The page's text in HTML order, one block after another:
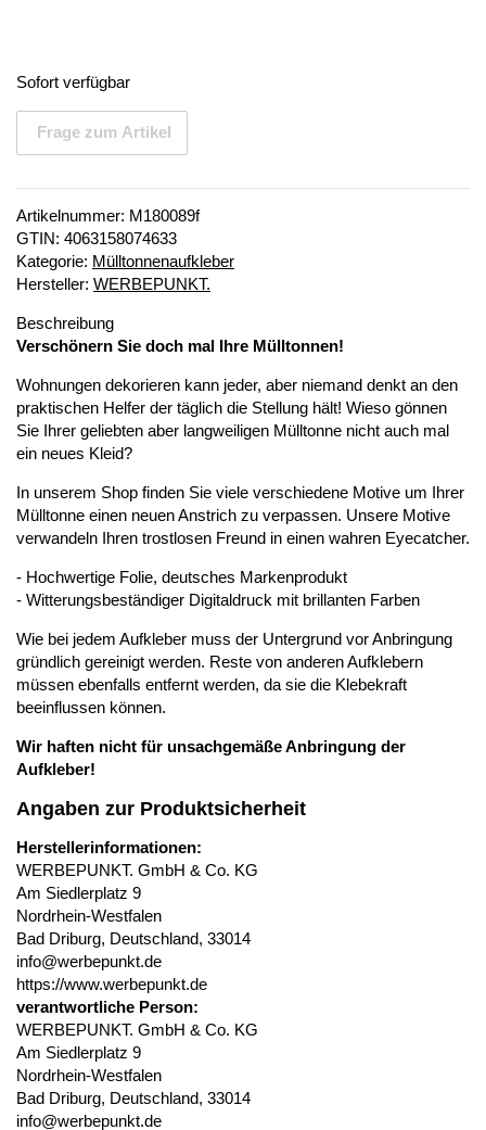
Sofort verfügbar
Frage zum Artikel
Artikelnummer: M180089f
GTIN: 4063158074633
Kategorie: Mülltonnenaufkleber
Hersteller: WERBEPUNKT.
Beschreibung
Verschönern Sie doch mal Ihre Mülltonnen!
Wohnungen dekorieren kann jeder, aber niemand denkt an den
praktischen Helfer der täglich die Stellung hält! Wieso gönnen
Sie Ihrer geliebten aber langweiligen Mülltonne nicht auch mal
ein neues Kleid?
In unserem Shop finden Sie viele verschiedene Motive um Ihrer
Mülltonne einen neuen Anstrich zu verpassen. Unsere Motive
verwandeln Ihren trostlosen Freund in einen wahren Eyecatcher.
- Hochwertige Folie, deutsches Markenprodukt
- Witterungsbeständiger Digitaldruck mit brillanten Farben
Wie bei jedem Aufkleber muss der Untergrund vor Anbringung
gründlich gereinigt werden. Reste von anderen Aufklebern
müssen ebenfalls entfernt werden, da sie die Klebekraft
beeinflussen können.
Wir haften nicht für unsachgemäße Anbringung der
Aufkleber!
Angaben zur Produktsicherheit
Herstellerinformationen:
WERBEPUNKT. GmbH & Co. KG
Am Siedlerplatz 9
Nordrhein-Westfalen
Bad Driburg, Deutschland, 33014
info@werbepunkt.de
https://www.werbepunkt.de
verantwortliche Person:
WERBEPUNKT. GmbH & Co. KG
Am Siedlerplatz 9
Nordrhein-Westfalen
Bad Driburg, Deutschland, 33014
info@werbepunkt.de